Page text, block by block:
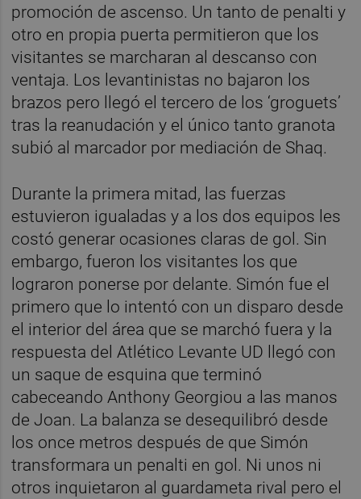
promoción de ascenso. Un tanto de penalti y
otro en propia puerta permitieron que los
visitantes se marcharan al descanso con
ventaja. Los levantinistas no bajaron los
brazos pero llegó el tercero de los ‘groguets’
tras la reanudación y el único tanto granota
subió al marcador por mediación de Shaq.
Durante la primera mitad, las fuerzas
estuvieron igualadas y a los dos equipos les
costó generar ocasiones claras de gol. Sin
embargo, fueron los visitantes los que
lograron ponerse por delante. Simón fue el
primero que lo intentó con un disparo desde
el interior del área que se marchó fuera y la
respuesta del Atlético Levante UD llegó con
un saque de esquina que terminó
cabeceando Anthony Georgiou a las manos
de Joan. La balanza se desequilibró desde
los once metros después de que Simón
transformara un penalti en gol. Ni unos ni
otros inquietaron al guardameta rival pero el